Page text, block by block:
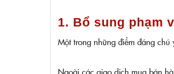
1. Bổ sung phạm
Một trong những điểm đáng
Ngoài các giao dịch mua bán